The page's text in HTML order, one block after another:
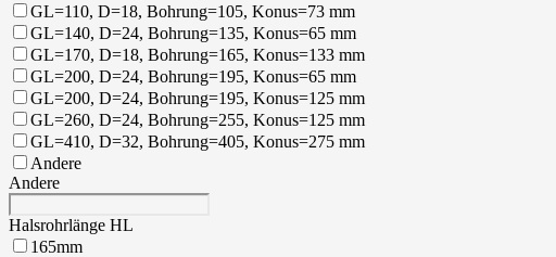
GL=110, D=18, Bohrung=105, Konus=73 mm
GL=140, D=24, Bohrung=135, Konus=65 mm
GL=170, D=18, Bohrung=165, Konus=133 mm
GL=200, D=24, Bohrung=195, Konus=65 mm
GL=200, D=24, Bohrung=195, Konus=125 mm
GL=260, D=24, Bohrung=255, Konus=125 mm
GL=410, D=32, Bohrung=405, Konus=275 mm
Andere
Andere
Halsrohrlänge HL
165mm